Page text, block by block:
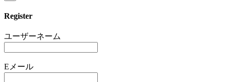
Register
ユーザーネーム
Eメール